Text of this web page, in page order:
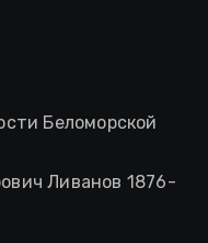
Беломорской
Ливанов 1876-